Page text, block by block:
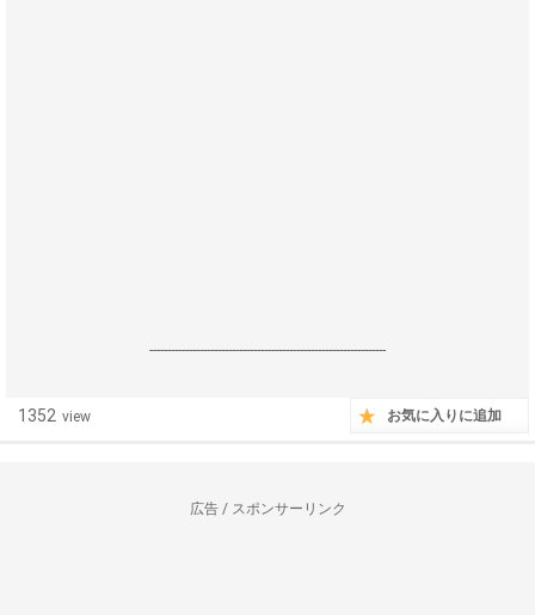
------------------------------------------------------------------
1352 view お気に入りに追加
広告 / スポンサーリンク